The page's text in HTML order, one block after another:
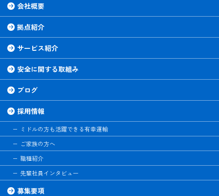
会社概要
拠点紹介
サービス紹介
安全に関する取組み
ブログ
採用情報
ミドルの方も活躍できる有幸運輸
ご家族の方へ
職種紹介
先輩社員インタビュー
募集要項